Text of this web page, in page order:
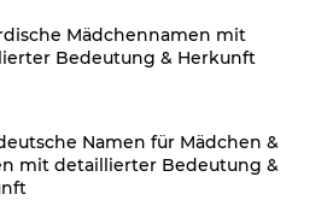
Mädchennamen mit
Bedeutung & Herkunft
Namen für Mädchen &
mit detaillierter Bedeutung &